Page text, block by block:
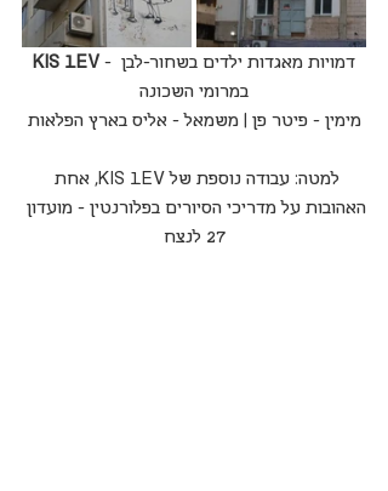
KIS LEV - דמויות מאגדות ילדים בשחור-לבן
במרומי השכונה
מימין - פיטר פן | משמאל - אליס בארץ הפלאות
למטה: עבודה נוספת של KIS LEV, אחת
האהובות על מדריכי הסיורים בפלורנטין - מועדון
27 לנצח